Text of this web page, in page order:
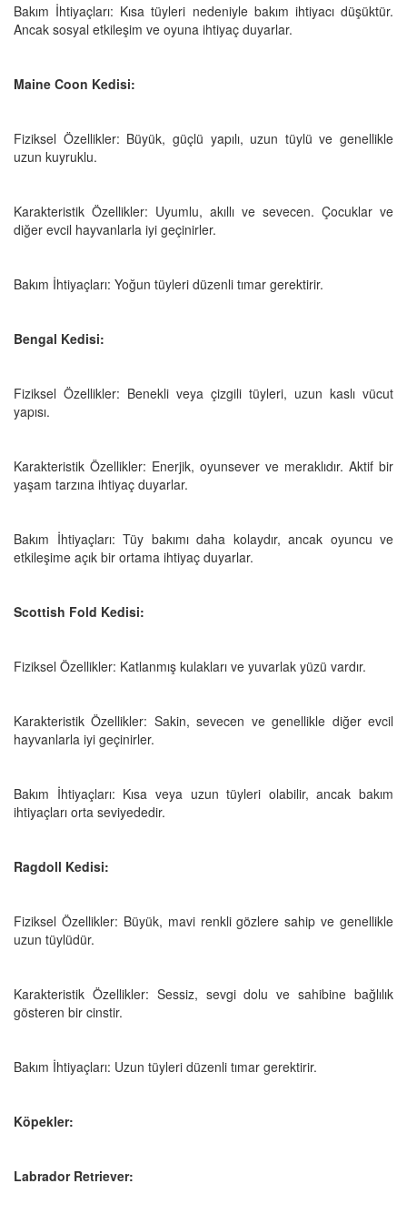
Bakım İhtiyaçları: Kısa tüyleri nedeniyle bakım ihtiyacı düşüktür.
Ancak sosyal etkileşim ve oyuna ihtiyaç duyarlar.
Maine Coon Kedisi:
Fiziksel Özellikler: Büyük, güçlü yapılı, uzun tüylü ve genellikle
uzun kuyruklu.
Karakteristik Özellikler: Uyumlu, akıllı ve sevecen. Çocuklar ve
diğer evcil hayvanlarla iyi geçinirler.
Bakım İhtiyaçları: Yoğun tüyleri düzenli tımar gerektirir.
Bengal Kedisi:
Fiziksel Özellikler: Benekli veya çizgili tüyleri, uzun kaslı vücut
yapısı.
Karakteristik Özellikler: Enerjik, oyunsever ve meraklıdır. Aktif bir
yaşam tarzına ihtiyaç duyarlar.
Bakım İhtiyaçları: Tüy bakımı daha kolaydır, ancak oyuncu ve
etkileşime açık bir ortama ihtiyaç duyarlar.
Scottish Fold Kedisi:
Fiziksel Özellikler: Katlanmış kulakları ve yuvarlak yüzü vardır.
Karakteristik Özellikler: Sakin, sevecen ve genellikle diğer evcil
hayvanlarla iyi geçinirler.
Bakım İhtiyaçları: Kısa veya uzun tüyleri olabilir, ancak bakım
ihtiyaçları orta seviyededir.
Ragdoll Kedisi:
Fiziksel Özellikler: Büyük, mavi renkli gözlere sahip ve genellikle
uzun tüylüdür.
Karakteristik Özellikler: Sessiz, sevgi dolu ve sahibine bağlılık
gösteren bir cinstir.
Bakım İhtiyaçları: Uzun tüyleri düzenli tımar gerektirir.
Köpekler:
Labrador Retriever: